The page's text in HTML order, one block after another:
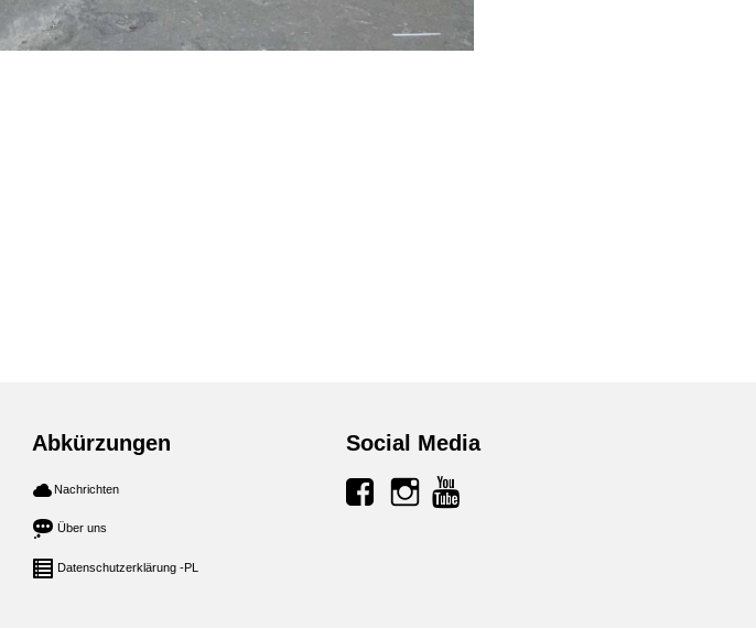
Abkürzungen
Nachrichten
Über uns
Datenschutzerklärung -PL
Social Media
facebookinstagram
youtube